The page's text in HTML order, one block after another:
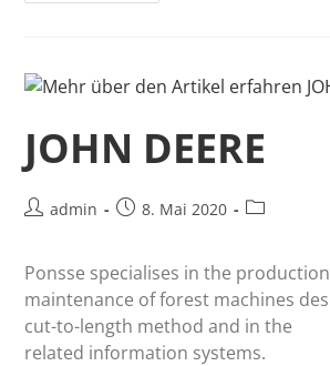
JOHN DEERE
admin 8. Mai 2020
Ponsse specialises in the
maintenance of forest machines
cut-to-length method and in the
related information systems.